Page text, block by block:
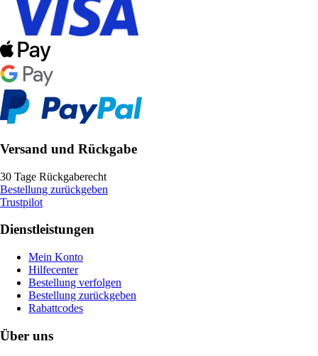
Versand und Rückgabe
30 Tage Rückgaberecht
Bestellung zurückgeben
Trustpilot
Dienstleistungen
Mein Konto
Hilfecenter
Bestellung verfolgen
Bestellung zurückgeben
Rabattcodes
Über uns